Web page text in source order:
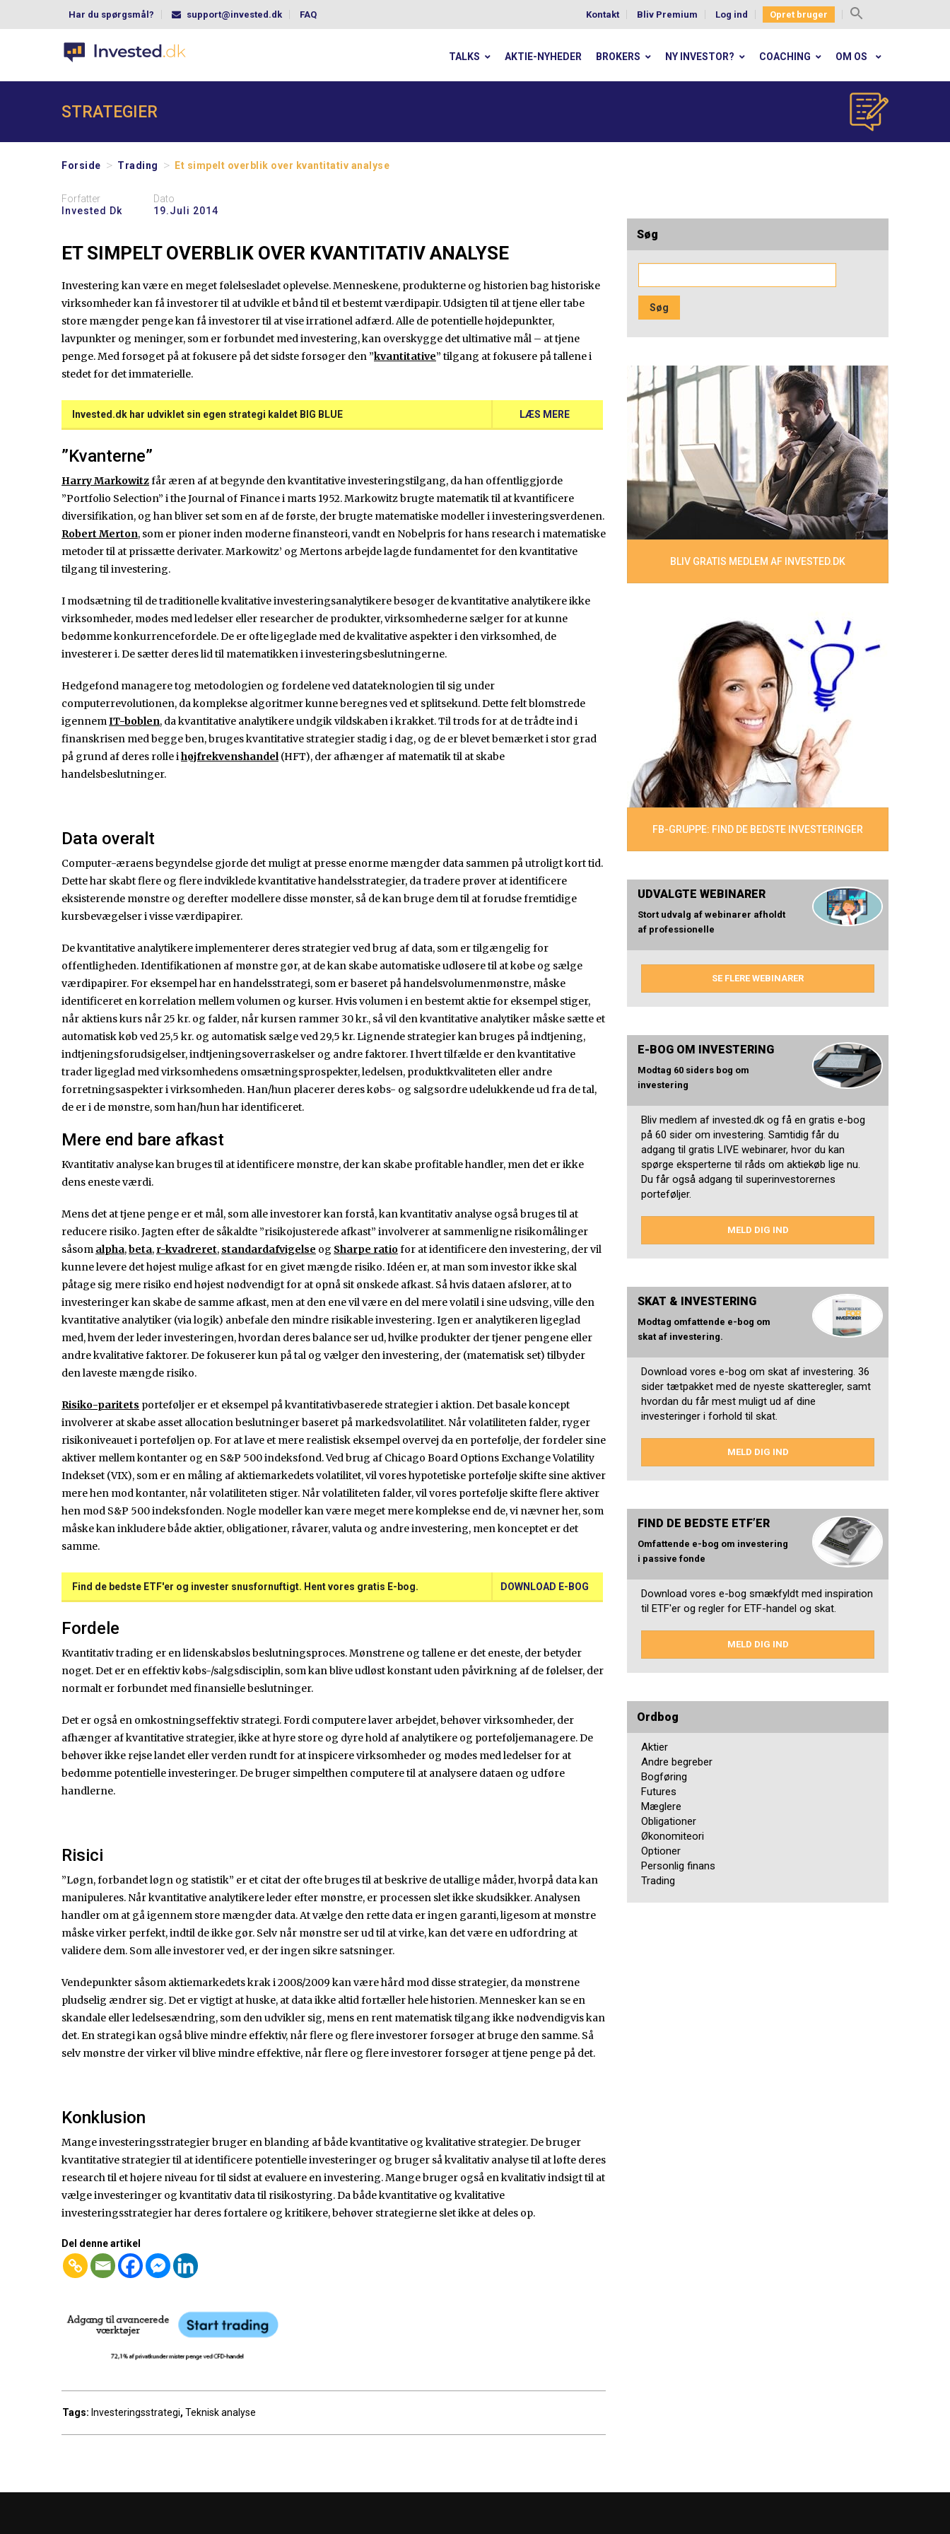
Har du spørgsmål? support@invested.dk FAQ Kontakt Bliv Premium Log ind Opret bruger
TALKS AKTIE-NYHEDER BROKERS NY INVESTOR? COACHING OM OS
STRATEGIER
Forside > Trading > Et simpelt overblik over kvantitativ analyse
Forfatter
Invested Dk
Dato
19.juli 2014
ET SIMPELT OVERBLIK OVER KVANTITATIV ANALYSE
Investering kan være en meget følelsesladet oplevelse. Menneskene, produkterne og historien bag historiske
virksomheder kan få investorer til at udvikle et bånd til et bestemt værdipapir. Udsigten til at tjene eller tabe
store mængder penge kan få investorer til at vise irrationel adfærd. Alle de potentielle højdepunkter,
lavpunkter og meninger, som er forbundet med investering, kan overskygge det ultimative mål – at tjene
penge. Med forsøget på at fokusere på det sidste forsøger den ”kvantitative” tilgang at fokusere på tallene i
stedet for det immaterielle.
Invested.dk har udviklet sin egen strategi kaldet BIG BLUE LÆS MERE
”Kvanterne”
Harry Markowitzfår æren af at begynde den kvantitative investeringstilgang, da han offentliggjorde
”Portfolio Selection” i the Journal of Finance i marts 1952. Markowitz brugte matematik til at kvantificere
diversifikation, og han bliver set som en af de første, der brugte matematiske modeller i investeringsverdenen.
Robert Merton, som er pioner inden moderne finansteori, vandt en Nobelpris for hans research i matematiske
metoder til at prissætte derivater. Markowitz’ og Mertons arbejde lagde fundamentet for den kvantitative
tilgang til investering.
I modsætning til de traditionelle kvalitative investeringsanalytikere besøger de kvantitative analytikere ikke
virksomheder, mødes med ledelser eller researcher de produkter, virksomhederne sælger for at kunne
bedømme konkurrencefordele. De er ofte ligeglade med de kvalitative aspekter i den virksomhed, de
investerer i. De sætter deres lid til matematikken i investeringsbeslutningerne.
Hedgefond managere tog metodologien og fordelene ved datateknologien til sig under
computerrevolutionen, da komplekse algoritmer kunne beregnes ved et splitsekund. Dette felt blomstrede
igennemIT-boblen, da kvantitative analytikere undgik vildskaben i krakket. Til trods for at de trådte ind i
finanskrisen med begge ben, bruges kvantitative strategier stadig i dag, og de er blevet bemærket i stor grad
på grund af deres rolle ihøjfrekvenshandel(HFT), der afhænger af matematik til at skabe
handelsbeslutninger.
Data overalt
Computer-æraens begyndelse gjorde det muligt at presse enorme mængder data sammen på utroligt kort tid.
Dette har skabt flere og flere indviklede kvantitative handelsstrategier, da tradere prøver at identificere
eksisterende mønstre og derefter modellere disse mønster, så de kan bruge dem til at forudse fremtidige
kursbevægelser i visse værdipapirer.
De kvantitative analytikere implementerer deres strategier ved brug af data, som er tilgængelig for
offentligheden. Identifikationen af mønstre gør, at de kan skabe automatiske udløsere til at købe og sælge
værdipapirer. For eksempel har en handelsstrategi, som er baseret på handelsvolumenmønstre, måske
identificeret en korrelation mellem volumen og kurser. Hvis volumen i en bestemt aktie for eksempel stiger,
når aktiens kurs når 25 kr. og falder, når kursen rammer 30 kr., så vil den kvantitative analytiker måske sætte et
automatisk køb ved 25,5 kr. og automatisk sælge ved 29,5 kr. Lignende strategier kan bruges på indtjening,
indtjeningsforudsigelser, indtjeningsoverraskelser og andre faktorer. I hvert tilfælde er den kvantitative
trader ligeglad med virksomhedens omsætningsprospekter, ledelsen, produktkvaliteten eller andre
forretningsaspekter i virksomheden. Han/hun placerer deres købs- og salgsordre udelukkende ud fra de tal,
de er i de mønstre, som han/hun har identificeret.
Mere end bare afkast
Kvantitativ analyse kan bruges til at identificere mønstre, der kan skabe profitable handler, men det er ikke
dens eneste værdi.
Mens det at tjene penge er et mål, som alle investorer kan forstå, kan kvantitativ analyse også bruges til at
reducere risiko. Jagten efter de såkaldte ”risikojusterede afkast” involverer at sammenligne risikomålinger
såsom alpha,beta, r-kvadreret, standardafvigelse og Sharpe ratiofor at identificere den investering, der vil
kunne levere det højest mulige afkast for en givet mængde risiko. Idéen er, at man som investor ikke skal
påtage sig mere risiko end højest nødvendigt for at opnå sit ønskede afkast. Så hvis dataen afslører, at to
investeringer kan skabe de samme afkast, men at den ene vil være en del mere volatil i sine udsving, ville den
kvantitative analytiker (via logik) anbefale den mindre risikable investering. Igen er analytikeren ligeglad
med, hvem der leder investeringen, hvordan deres balance ser ud, hvilke produkter der tjener pengene eller
andre kvalitative faktorer. De fokuserer kun på tal og vælger den investering, der (matematisk set) tilbyder
den laveste mængde risiko.
Risiko-paritets porteføljer er et eksempel på kvantitativbaserede strategier i aktion. Det basale koncept
involverer at skabe asset allocation beslutninger baseret på markedsvolatilitet. Når volatiliteten falder, ryger
risikoniveauet i porteføljen op. For at lave et mere realistisk eksempel overvej da en portefølje, der fordeler sine
aktiver mellem kontanter og en S&P 500 indeksfond. Ved brug af Chicago Board Options Exchange Volatility
Indekset (VIX), som er en måling af aktiemarkedets volatilitet, vil vores hypotetiske portefølje skifte sine aktiver
mere hen mod kontanter, når volatiliteten stiger. Når volatiliteten falder, vil vores portefølje skifte flere aktiver
hen mod S&P 500 indeksfonden. Nogle modeller kan være meget mere komplekse end de, vi nævner her, som
måske kan inkludere både aktier, obligationer, råvarer, valuta og andre investering, men konceptet er det
samme.
Find de bedste ETF'er og invester snusfornuftigt. Hent vores gratis E-bog. DOWNLOAD E-BOG
Fordele
Kvantitativ trading er en lidenskabsløs beslutningsproces. Mønstrene og tallene er det eneste, der betyder
noget. Det er en effektiv købs-/salgsdisciplin, som kan blive udløst konstant uden påvirkning af de følelser, der
normalt er forbundet med finansielle beslutninger.
Det er også en omkostningseffektiv strategi. Fordi computere laver arbejdet, behøver virksomheder, der
afhænger af kvantitative strategier, ikke at hyre store og dyre hold af analytikere og porteføljemanagere. De
behøver ikke rejse landet eller verden rundt for at inspicere virksomheder og mødes med ledelser for at
bedømme potentielle investeringer. De bruger simpelthen computere til at analysere dataen og udføre
handlerne.
Risici
”Løgn, forbandet løgn og statistik” er et citat der ofte bruges til at beskrive de utallige måder, hvorpå data kan
manipuleres. Når kvantitative analytikere leder efter mønstre, er processen slet ikke skudsikker. Analysen
handler om at gå igennem store mængder data. At vælge den rette data er ingen garanti, ligesom at mønstre
måske virker perfekt, indtil de ikke gør. Selv når mønstre ser ud til at virke, kan det være en udfordring at
validere dem. Som alle investorer ved, er der ingen sikre satsninger.
Vendepunkter såsom aktiemarkedets krak i 2008/2009 kan være hård mod disse strategier, da mønstrene
pludselig ændrer sig. Det er vigtigt at huske, at data ikke altid fortæller hele historien. Mennesker kan se en
skandale eller ledelsesændring, som den udvikler sig, mens en rent matematisk tilgang ikke nødvendigvis kan
det. En strategi kan også blive mindre effektiv, når flere og flere investorer forsøger at bruge den samme. Så
selv mønstre der virker vil blive mindre effektive, når flere og flere investorer forsøger at tjene penge på det.
Konklusion
Mange investeringsstrategier bruger en blanding af både kvantitative og kvalitative strategier. De bruger
kvantitative strategier til at identificere potentielle investeringer og bruger så kvalitativ analyse til at løfte deres
research til et højere niveau for til sidst at evaluere en investering. Mange bruger også en kvalitativ indsigt til at
vælge investeringer og kvantitativ data til risikostyring. Da både kvantitative og kvalitative
investeringsstrategier har deres fortalere og kritikere, behøver strategierne slet ikke at deles op.
Del denne artikel
Tags: Investeringsstrategi, Teknisk analyse
Søg
BLIV GRATIS MEDLEM AF INVESTED.DK
FB-GRUPPE: FIND DE BEDSTE INVESTERINGER
UDVALGTE WEBINARER
Stort udvalg af webinarer afholdt
af professionelle
SE FLERE WEBINARER
E-BOG OM INVESTERING
Modtag 60 siders bog om
investering
Bliv medlem af invested.dk og få en gratis e-bog
på 60 sider om investering. Samtidig får du
adgang til gratis LIVE webinarer, hvor du kan
spørge eksperterne til råds om aktiekøb lige nu.
Du får også adgang til superinvestorernes
porteføljer.
MELD DIG IND
SKAT & INVESTERING
Modtag omfattende e-bog om
skat af investering.
Download vores e-bog om skat af investering. 36
sider tætpakket med de nyeste skatteregler, samt
hvordan du får mest muligt ud af dine
investeringer i forhold til skat.
MELD DIG IND
FIND DE BEDSTE ETF’ER
Omfattende e-bog om investering
i passive fonde
Download vores e-bog smækfyldt med inspiration
til ETF'er og regler for ETF-handel og skat.
MELD DIG IND
Ordbog
Aktier
Andre begreber
Bogføring
Futures
Mæglere
Obligationer
Økonomiteori
Optioner
Personlig finans
Trading